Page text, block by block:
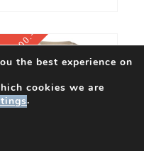
400.-
the best experience on
cookies we are
.